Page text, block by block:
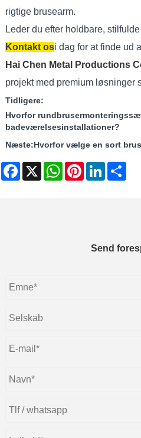
rigtige brusearm.
Leder du efter holdbare,
Kontakt osi dag for at finde ud
Hai Chen Metal Productions
projekt med premium løsninger
Tidligere:
Hvorfor
badeværelsesinstallationer?
Næste:Hvorfor vælge en sort
Facebook
X WhatsAppPinterestLinkedIn
Send